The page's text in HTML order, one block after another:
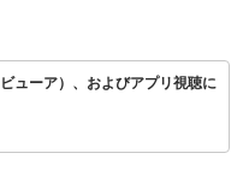
ューア）、およびアプリ視聴に